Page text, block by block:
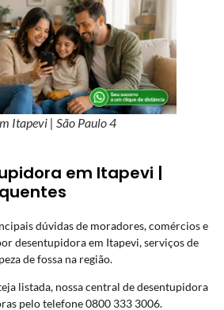
Itapevi | São Paulo 4
em Itapevi |
dúvidas de moradores, comércios e
desentupidora em Itapevi, serviços de
de fossa na região.
listada, nossa central de desentupidora
pelo telefone 0800 333 3006.